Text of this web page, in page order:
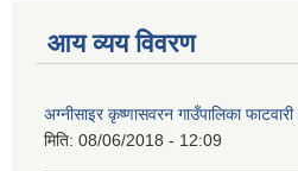
आय व्यय विवरण
अग्नीसाइर कृष्णासवरन गाउँपालिका
मिति: 08/06/2018 - 12:09